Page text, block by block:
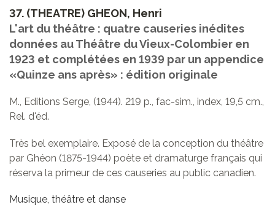
37. (THEATRE) GHEON, Henri
L'art du théâtre : quatre causeries inédites
données au Théâtre du Vieux-Colombier en
1923 et complétées en 1939 par un appendice
«Quinze ans après» : édition originale
M., Editions Serge, (1944). 219 p., fac-sim., index, 19,5 cm.,
Rel. d'éd.
Très bel exemplaire. Exposé de la conception du théâtre
par Ghéon (1875-1944) poète et dramaturge français qui
réserva la primeur de ces causeries au public canadien.
Musique, théâtre et danse